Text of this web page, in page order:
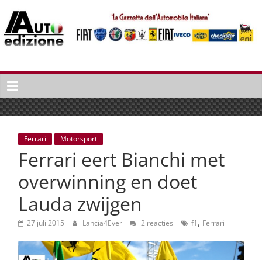
naar
inhoud
Auto
Edizione
La
Gazetta
dell'Automobile
Italiana
autonieuws
lifestyle
Ferrari Motorsport
Ferrari eert Bianchi met
overwinning en doet
Lauda zwijgen
27 juli 2015 Lancia4Ever 2 reacties f1, Ferrari